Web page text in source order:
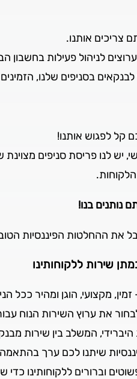
צריכים אותנו.
לניהול פעילות
בסניפים שלנו,
קל לפגוש אותנו!
יש לנו פריסת סניפים
נותנים בנו!
את ההחלטות הפיננסיות
שירות ללקוחותינו
מקצועי, הוגן ומהיר ככל
את ערוץ השירות הנוח
היברידי, המשלב בין שירות
שיתנו לכם ערך
וברורים ללקוחותינו